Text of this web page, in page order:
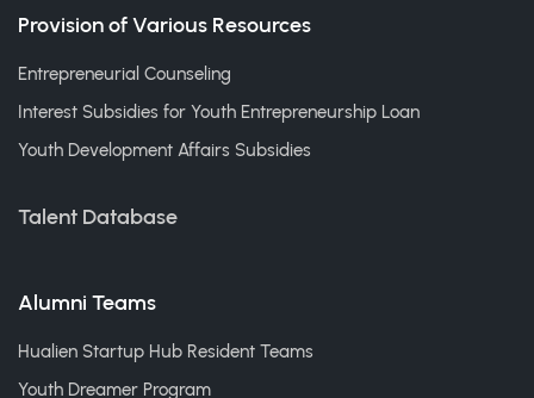
Provision of Various Resources
Entrepreneurial Counseling
Interest Subsidies for Youth Entrepreneurship Loan
Youth Development Affairs Subsidies
Talent Database
Alumni Teams
Hualien Startup Hub Resident Teams
Youth Dreamer Program